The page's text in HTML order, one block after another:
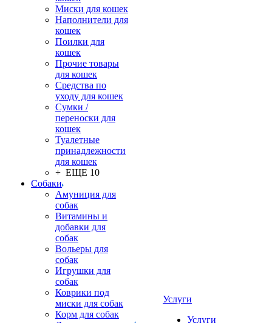
Миски для кошек
Наполнители для
кошек
Поилки для
кошек
Прочие товары
для кошек
Средства по
уходу для кошек
Сумки /
переноски для
кошек
Туалетные
принадлежности
для кошек
+ ЕЩЕ 10
Собаки
Амуниция для
собак
Витамины и
добавки для
собак
Вольеры для
собак
Игрушки для
собак
Коврики под
миски для собак
Корм для собак
Услуги
Услуги